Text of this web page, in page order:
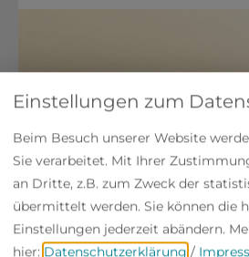
Einstellungen zum
Beim Besuch unserer Website
Sie verarbeitet. Mit Ihrer
an Dritte, z.B. zum Zweck der
übermittelt werden. Sie können die
Einstellungen jederzeit abändern.
hier: Datenschutzerklärung /